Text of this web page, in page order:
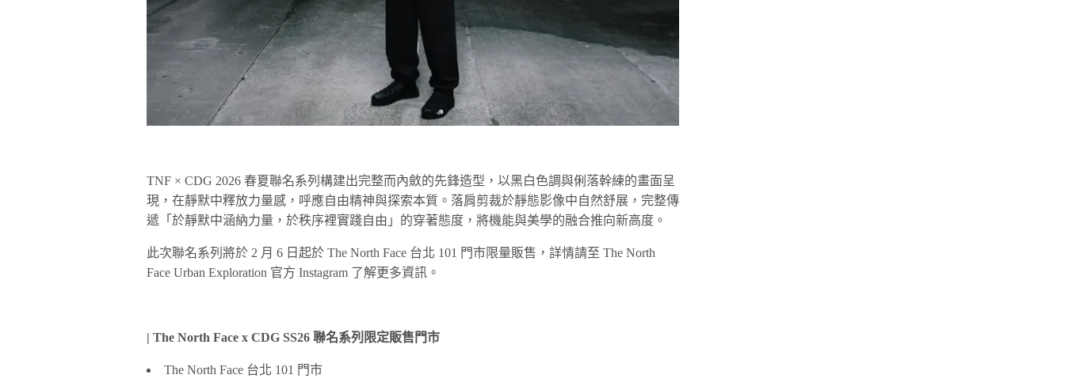
TNF × CDG 2026 春夏聯名系列構建出完整而內斂的先鋒造型，以黑白色調與俐落幹練的畫面呈
現，在靜默中釋放力量感，呼應自由精神與探索本質。落肩剪裁於靜態影像中自然舒展，完整傳
遞「於靜默中涵納力量，於秩序裡實踐自由」的穿著態度，將機能與美學的融合推向新高度。
此次聯名系列將於 2 月 6 日起於 The North Face 台北 101 門市限量販售，詳情請至 The North
Face Urban Exploration 官方 Instagram 了解更多資訊。
| The North Face x CDG SS26 聯名系列限定販售門市
The North Face 台北 101 門市